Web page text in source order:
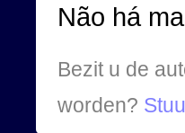
Não há
Bezit u de
worden?